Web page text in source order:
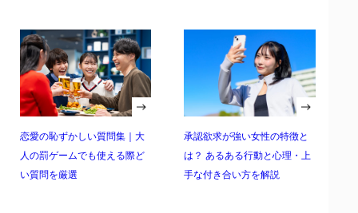
恋愛の恥ずかしい質問集｜大
人の罰ゲームでも使える際ど
い質問を厳選
承認欲求が強い女性の特徴と
は？ あるある行動と心理・上
手な付き合い方を解説